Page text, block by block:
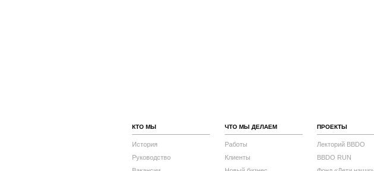
КТО МЫ
История
Руководство
ЧТО МЫ ДЕЛАЕМ
Работы
Клиенты
ПРОЕКТЫ
Лекторий BBDO
BBDO RUN